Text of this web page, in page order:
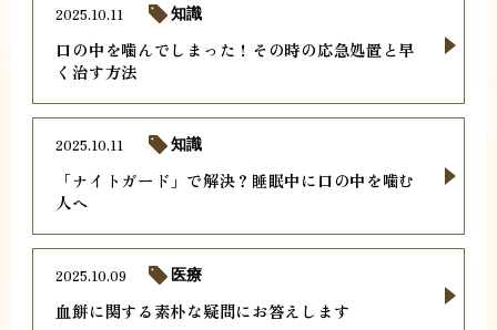
口の中を噛んでしまった！その時の応急処置と早
く治す方法
2025.10.11 知識
「ナイトガード」で解決？睡眠中に口の中を噛む
人へ
2025.10.11 知識
血餅に関する素朴な疑問にお答えします
2025.10.09 医療